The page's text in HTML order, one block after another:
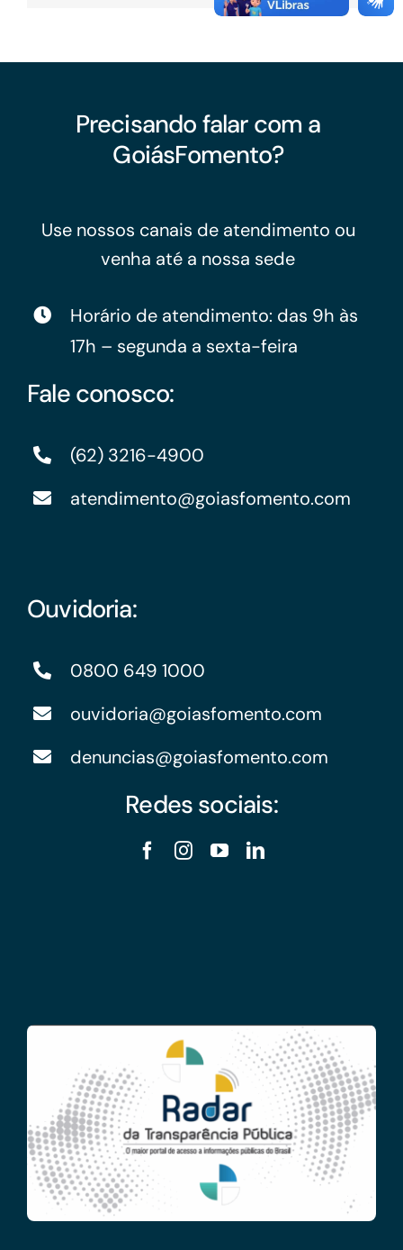
Precisando falar com a
GoiásFomento?
Use nossos canais de atendimento ou
venha até a nossa sede
Horário de atendimento: das 9h às
17h – segunda a sexta-feira
Fale conosco:
(62) 3216-4900
atendimento@goiasfomento.com
Ouvidoria:
0800 649 1000
ouvidoria@goiasfomento.com
denuncias@goiasfomento.com
Redes sociais: